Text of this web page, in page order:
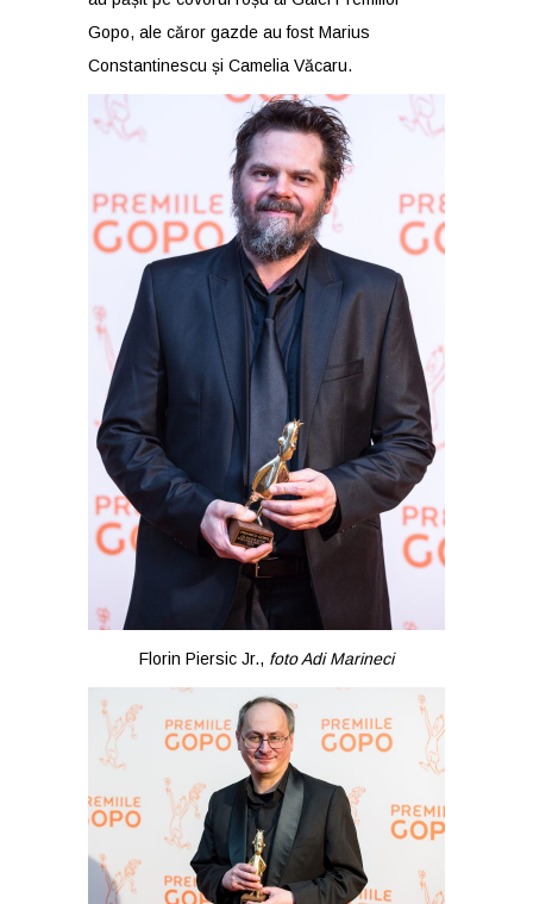
Gopo, ale căror gazde au fost Marius
Constantinescu și Camelia Văcaru.
Florin Piersic Jr., foto Adi Marineci